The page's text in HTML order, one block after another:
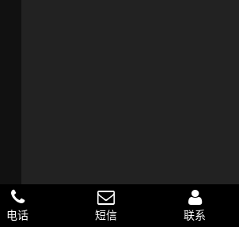
电话 短信 联系